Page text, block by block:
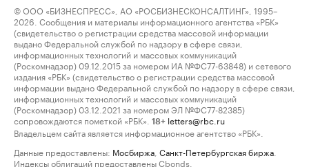
© ООО «БИЗНЕСПРЕСС», АО «РОСБИЗНЕСКОНСАЛТИНГ», 1995–
2026. Сообщения и материалы информационного агентства «РБК»
(свидетельство о регистрации средства массовой информации
выдано Федеральной службой по надзору в сфере связи,
информационных технологий и массовых коммуникаций
(Роскомнадзор) 09.12.2015 за номером ИА №ФС77-63848) и сетевого
издания «РБК» (свидетельство о регистрации средства массовой
информации выдано Федеральной службой по надзору в сфере связи,
информационных технологий и массовых коммуникаций
(Роскомнадзор) 03.12.2021 за номером ЭЛ №ФС77-82385)
сопровождаются пометкой «РБК».
18+ letters@rbc.ru
Владельцем сайта является информационное агентство «РБК».
Данные предоставлены: Мосбиржа Санкт-Петербургская биржа
Индексы облигаций предоставлены Cbonds.